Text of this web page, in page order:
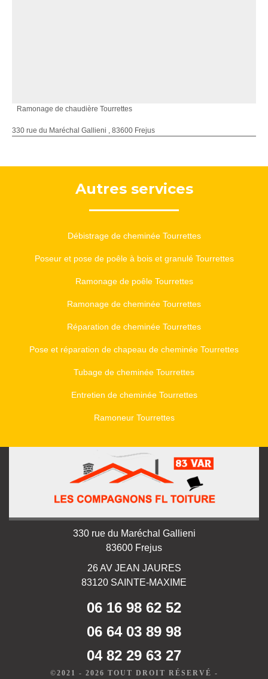
Ramonage de chaudière Tourrettes
330 rue du Maréchal Gallieni , 83600 Frejus
Autres services
Débistrage de cheminée Tourrettes
Poseur et pose de poêle à bois et granulé Tourrettes
Ramonage de poêle Tourrettes
Ramonage de cheminée Tourrettes
Réparation de cheminée Tourrettes
Pose et réparation de chapeau de cheminée Tourrettes
Tubage de cheminée Tourrettes
Entretien de cheminée Tourrettes
Ramoneur Tourrettes
330 rue du Maréchal Gallieni
83600 Frejus
26 AV JEAN JAURES
83120 SAINTE-MAXIME
06 16 98 62 52
06 64 03 89 98
04 82 29 63 27
©2021 - 2026 TOUT DROIT RÉSERVÉ -